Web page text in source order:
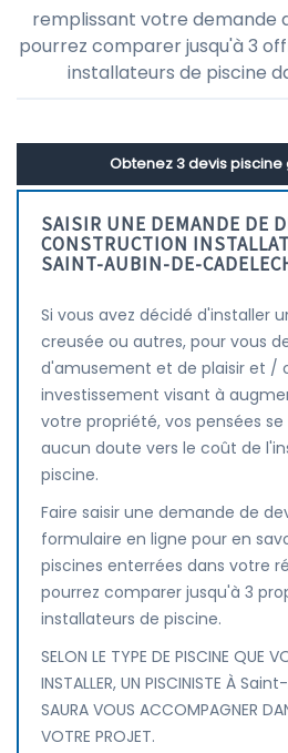
remplissant votre demande
pourrez comparer jusqu'à 3
installateurs de piscine
Obtenez 3 devis piscine
SAISIR UNE DEMANDE DE
CONSTRUCTION
SAINT-AUBIN-DE-
Si vous avez décidé d'installer
creusée ou autres, pour vous
d'amusement et de plaisir et /
investissement visant à
votre propriété, vos pensées
aucun doute vers le coût de
piscine.
Faire saisir une demande de
formulaire en ligne pour en
piscines enterrées dans votre
pourrez comparer jusqu'à 3
installateurs de piscine.
SELON LE TYPE DE PISCINE QUE
INSTALLER, UN PISCINISTE À
SAURA VOUS ACCOMPAGNER
VOTRE PROJET.